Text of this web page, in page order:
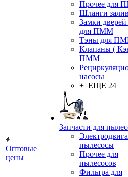
Оптовые
цены
Прочее для
Шланги
Замки
для ПММ
Тэны для
Клапаны (
ПММ
насосы
+ ЕЩЕ 24
Запчасти для
пылесосы
Прочее для
пылесосов
Фильтра для